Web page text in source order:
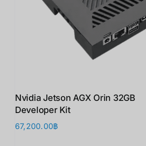
Nvidia Jetson AGX Orin 32GB
Developer Kit
67,200.00฿